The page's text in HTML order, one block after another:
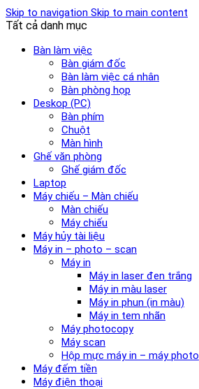
Skip to navigation Skip to main content
Tất cả danh mục
Bàn làm việc
Bàn giám đốc
Bàn làm việc cá nhân
Bàn phòng họp
Deskop (PC)
Bàn phím
Chuột
Màn hình
Ghế văn phòng
Ghế giám đốc
Laptop
Máy chiếu – Màn chiếu
Màn chiếu
Máy chiếu
Máy hủy tài liệu
Máy in – photo – scan
Máy in
Máy in laser đen trắng
Máy in màu laser
Máy in phun (in màu)
Máy in tem nhãn
Máy photocopy
Máy scan
Hộp mực máy in – máy photo
Máy đếm tiền
Máy điện thoại